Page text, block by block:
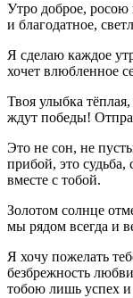
Утро доброе, росою
и благодатное,
Я сделаю каждое
хочет влюбленное
Твоя улыбка
ждут победы!
Это не сон, не
прибой, это судьба,
вместе с тобой.
Золотом солнце
мы рядом всегда и
Я хочу пожелать
безбрежность
тобою лишь успех и